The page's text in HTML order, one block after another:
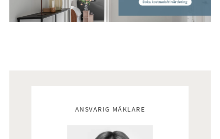
ANSVARIG MÄKLARE